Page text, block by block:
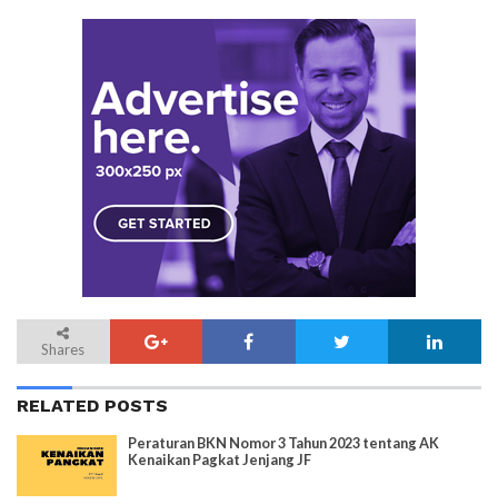
Shares
RELATED POSTS
Peraturan BKN Nomor 3 Tahun 2023 tentang AK
Kenaikan Pagkat Jenjang JF